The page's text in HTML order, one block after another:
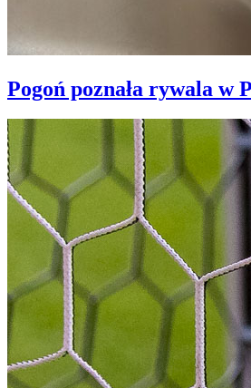
Pogoń poznała rywala w